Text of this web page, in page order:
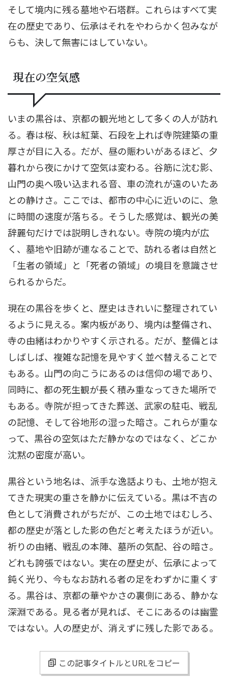
そして境内に残る墓地や石塔群。これらはすべて実
在の歴史であり、伝承はそれをやわらかく包みなが
らも、決して無害にはしていない。
現在の空気感
いまの黒谷は、京都の観光地として多くの人が訪れ
る。春は桜、秋は紅葉、石段を上れば寺院建築の重
厚さが目に入る。だが、昼の賑わいがあるほど、夕
暮れから夜にかけて空気は変わる。谷筋に沈む影、
山門の奥へ吸い込まれる音、車の流れが遠のいたあ
との静けさ。ここでは、都市の中心に近いのに、急
に時間の速度が落ちる。そうした感覚は、観光の美
辞麗句だけでは説明しきれない。寺院の境内が広
く、墓地や旧跡が連なることで、訪れる者は自然と
「生者の領域」と「死者の領域」の境目を意識させ
られるからだ。
現在の黒谷を歩くと、歴史はきれいに整理されてい
るように見える。案内板があり、境内は整備され、
寺の由緒はわかりやすく示される。だが、整備とは
しばしば、複雑な記憶を見やすく並べ替えることで
もある。山門の向こうにあるのは信仰の場であり、
同時に、都の死生観が長く積み重なってきた場所で
もある。寺院が担ってきた葬送、武家の駐屯、戦乱
の記憶、そして谷地形の湿った暗さ。これらが重な
って、黒谷の空気はただ静かなのではなく、どこか
沈黙の密度が高い。
黒谷という地名は、派手な逸話よりも、土地が抱え
てきた現実の重さを静かに伝えている。黒は不吉の
色として消費されがちだが、この土地ではむしろ、
都の歴史が落とした影の色だと考えたほうが近い。
祈りの由緒、戦乱の本陣、墓所の気配、谷の暗さ。
どれも誇張ではない。実在の歴史が、伝承によって
鈍く光り、今もなお訪れる者の足をわずかに重くす
る。黒谷は、京都の華やかさの裏側にある、静かな
深淵である。見る者が見れば、そこにあるのは幽霊
ではない。人の歴史が、消えずに残した影である。
この記事タイトルとURLをコピー